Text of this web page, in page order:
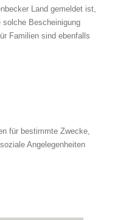
Land gemeldet ist,
solche Bescheinigung
Familien sind ebenfalls
für bestimmte Zwecke,
Angelegenheiten